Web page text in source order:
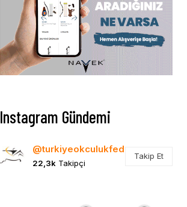
Instagram Gündemi
@turkiyeokculukfed
22,3k Takipçi
Takip Et